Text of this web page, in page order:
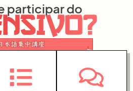
participar do